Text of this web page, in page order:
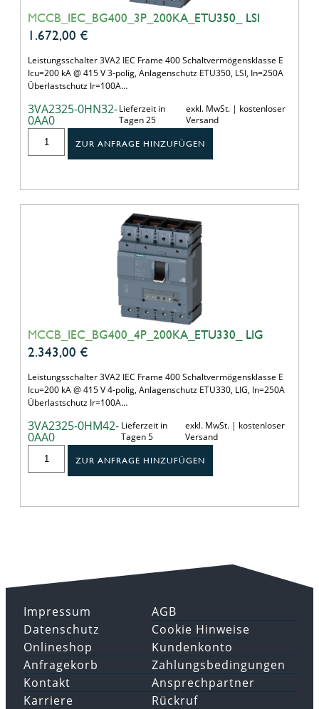
MCCB_IEC_BG400_3P_200KA_ETU350_ LSI
1.672,00 €
Leistungsschalter 3VA2 IEC Frame 400 Schaltvermögensklasse E
Icu=200 kA @ 415 V 3-polig, Anlagenschutz ETU350, LSI, In=250A
Überlastschutz Ir=100A…
3VA2325-0HN32-
0AA0
Lieferzeit in
Tagen 25
exkl. MwSt. | kostenloser
Versand
ZUR ANFRAGE HINZUFÜGEN
MCCB_IEC_BG400_4P_200KA_ETU330_ LIG
2.343,00 €
Leistungsschalter 3VA2 IEC Frame 400 Schaltvermögensklasse E
Icu=200 kA @ 415 V 4-polig, Anlagenschutz ETU330, LIG, In=250A
Überlastschutz Ir=100A…
3VA2325-0HM42-
0AA0
Lieferzeit in
Tagen 5
exkl. MwSt. | kostenloser
Versand
ZUR ANFRAGE HINZUFÜGEN
Impressum
Datenschutz
AGB
Cookie Hinweise
Onlineshop
Anfragekorb
Kundenkonto
Zahlungsbedingungen
Kontakt
Karriere
Ansprechpartner
Rückruf